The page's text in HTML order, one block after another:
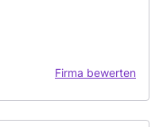
Firma bewerten